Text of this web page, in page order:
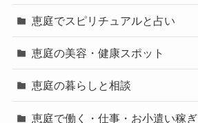
恵庭でスピリチュアルと占い
恵庭の美容・健康スポット
恵庭の暮らしと相談
恵庭で働く・仕事・お小遣い稼ぎ